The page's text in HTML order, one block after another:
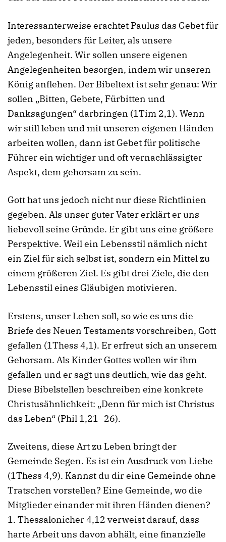
Interessanterweise erachtet Paulus das Gebet für
jeden, besonders für Leiter, als unsere
Angelegenheit. Wir sollen unsere eigenen
Angelegenheiten besorgen, indem wir unseren
König anflehen. Der Bibeltext ist sehr genau: Wir
sollen „Bitten, Gebete, Fürbitten und
Danksagungen“ darbringen (1Tim 2,1). Wenn
wir still leben und mit unseren eigenen Händen
arbeiten wollen, dann ist Gebet für politische
Führer ein wichtiger und oft vernachlässigter
Aspekt, dem gehorsam zu sein.
Gott hat uns jedoch nicht nur diese Richtlinien
gegeben. Als unser guter Vater erklärt er uns
liebevoll seine Gründe. Er gibt uns eine größere
Perspektive. Weil ein Lebensstil nämlich nicht
ein Ziel für sich selbst ist, sondern ein Mittel zu
einem größeren Ziel. Es gibt drei Ziele, die den
Lebensstil eines Gläubigen motivieren.
Erstens, unser Leben soll, so wie es uns die
Briefe des Neuen Testaments vorschreiben, Gott
gefallen (1Thess 4,1). Er erfreut sich an unserem
Gehorsam. Als Kinder Gottes wollen wir ihm
gefallen und er sagt uns deutlich, wie das geht.
Diese Bibelstellen beschreiben eine konkrete
Christusähnlichkeit: „Denn für mich ist Christus
das Leben“ (Phil 1,21–26).
Zweitens, diese Art zu Leben bringt der
Gemeinde Segen. Es ist ein Ausdruck von Liebe
(1Thess 4,9). Kannst du dir eine Gemeinde ohne
Tratschen vorstellen? Eine Gemeinde, wo die
Mitglieder einander mit ihren Händen dienen?
1. Thessalonicher 4,12 verweist darauf, dass
harte Arbeit uns davon abhält, eine finanzielle